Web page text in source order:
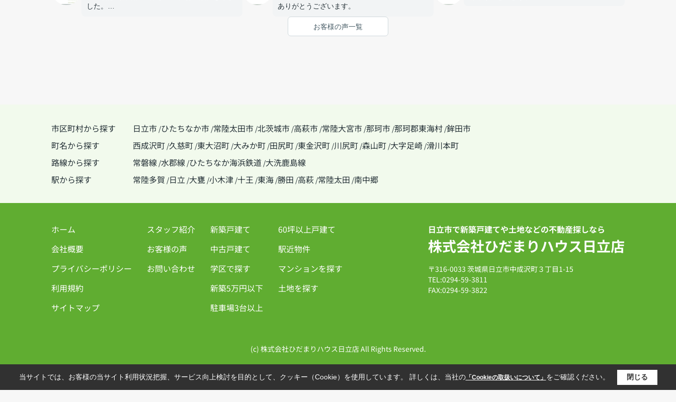
した。
ありがとうございます。
お客様の声一覧
市区町村から探す 日立市 /ひたちなか市 /常陸太田市 /北茨城市 /高萩市 /常陸大宮市 /那珂市 /那珂郡東海村 /鉾田市
町名から探す
西成沢町 /久慈町 /東大沼町 /大みか町 /田尻町 /東金沢町 /川尻町 /森山町 /大字足崎 /滑川本町
路線から探す
常磐線 /水郡線 /ひたちなか海浜鉄道 /大洗鹿島線
駅から探す
常陸多賀 /日立 /大甕 /小木津 /十王 /東海 /勝田 /高萩 /常陸太田 /南中郷
ホーム
会社概要
プライバシーポリシー
利用規約
サイトマップ
スタッフ紹介
お客様の声
お問い合わせ
新築戸建て
中古戸建て
学区で探す
新築5万円以下
駐車場3台以上
60坪以上戸建て
駅近物件
マンションを探す
土地を探す
日立市で新築戸建てや土地などの不動産探しなら
株式会社ひだまりハウス日立店
〒316-0033 茨城県日立市中成沢町３丁目1-15
TEL:0294-59-3811
FAX:0294-59-3822
(c) 株式会社ひだまりハウス日立店 All Rights Reserved.
当サイトでは、お客様の当サイト利用状況把握、サービス向上検討を目的として、クッキー（Cookie）を使用しています。 詳しくは、当社の「Cookieの取扱いについて」 をご確認ください。 閉じる